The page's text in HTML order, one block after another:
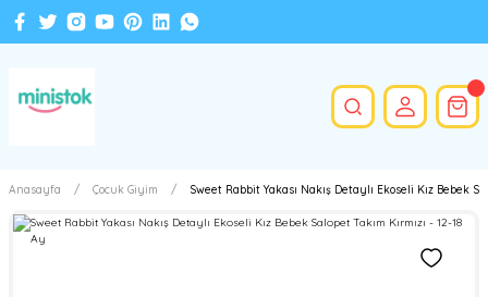
Anasayfa Çocuk Giyim Sweet Rabbit Yakası Nakış Detaylı Ekoseli Kız Bebek